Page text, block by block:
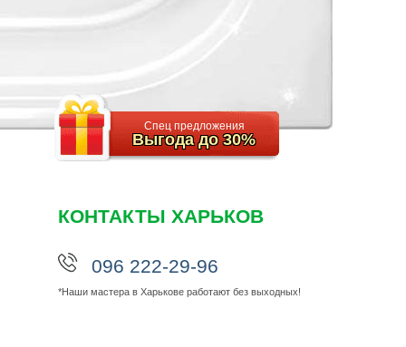
Спец предложения
Выгода до 30%
КОНТАКТЫ ХАРЬКОВ
096 222-29-96
*Наши мастера в Харькове работают без выходных!